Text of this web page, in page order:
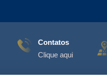
Contatos
Clique aqui